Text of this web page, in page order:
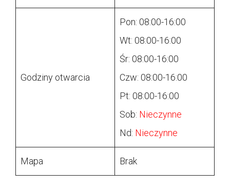
Godziny otwarcia
Pon: 08:00-16:00
Wt: 08:00-16:00
Śr: 08:00-16:00
Czw: 08:00-16:00
Pt: 08:00-16:00
Sob: Nieczynne
Nd: Nieczynne
Mapa Brak